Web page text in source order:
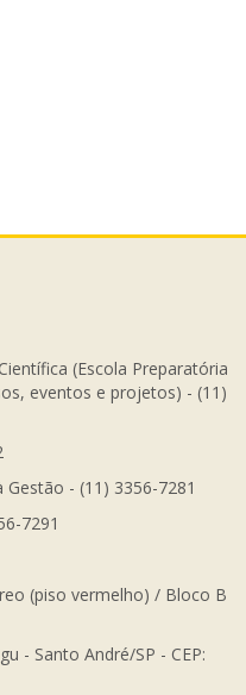
(Escola Preparatória
eventos e projetos) - (11)
- (11) 3356-7281
7291
(piso vermelho) / Bloco B
- Santo André/SP - CEP: